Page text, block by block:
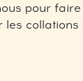
pour faire
les